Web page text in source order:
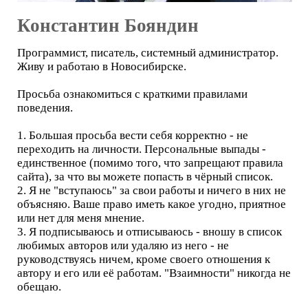
Константин Бояндин
Программист, писатель, системный администратор.
Живу и работаю в Новосибирске.
Просьба ознакомиться с краткими правилами
поведения.
1. Большая просьба вести себя корректно - не
переходить на личности. Персональные выпады -
единственное (помимо того, что запрещают правила
сайта), за что вы можете попасть в чёрный список.
2. Я не "вступаюсь" за свои работы и ничего в них не
объясняю. Ваше право иметь какое угодно, приятное
или нет для меня мнение.
3. Я подписываюсь и отписываюсь - вношу в список
любимых авторов или удаляю из него - не
руководствуясь ничем, кроме своего отношения к
автору и его или её работам. "Взаимности" никогда не
обещаю.